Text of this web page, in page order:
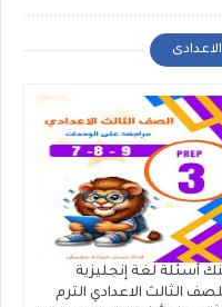
أسئلة لغة إنجليزية
الثالث الاعدادي الترم